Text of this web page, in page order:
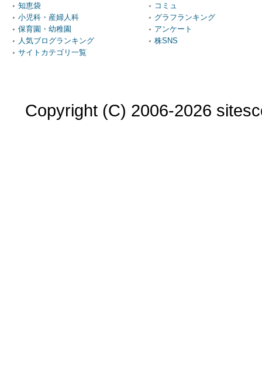
知恵袋
小児科・産婦人科
保育園・幼稚園
人気ブログランキング
サイトカテゴリ一覧
コミュ
グラフランキング
アンケート
株SNS
Copyright (C) 2006-2026